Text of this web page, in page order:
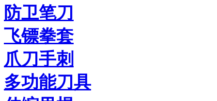
防卫笔刀
飞镖拳套
爪刀手刺
多功能刀具